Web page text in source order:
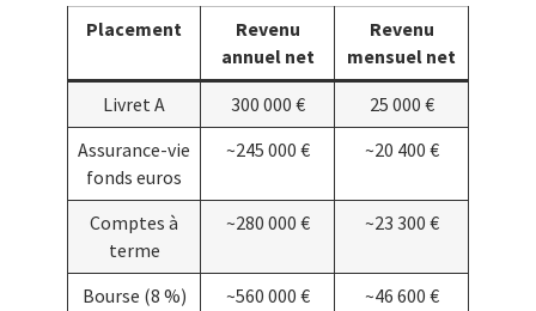
Placement
Revenu
annuel net
Revenu
mensuel net
Livret A
300 000 €
25 000 €
Assurance-vie
fonds euros
~245 000 € ~20 400 €
Comptes à
terme
~280 000 € ~23 300 €
Bourse (8 %) ~560 000 € ~46 600 €